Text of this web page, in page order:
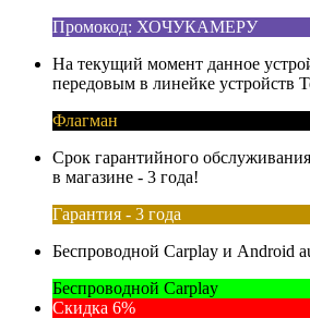
Промокод: ХОЧУКАМЕРУ
На текущий момент данное
передовым в линейке устройств
Флагман
Срок гарантийного
в магазине - 3 года!
Гарантия - 3 года
Беспроводной Carplay и Android
Беспроводной Carplay
Скидка 6%